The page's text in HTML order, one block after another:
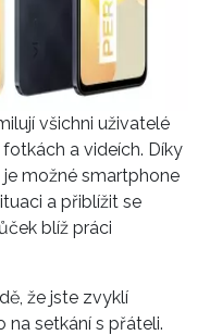
všichni uživatelé
a videích. Díky
možné smartphone
a přiblížit se
blíž práci
že jste zvyklí
na setkání s přáteli.